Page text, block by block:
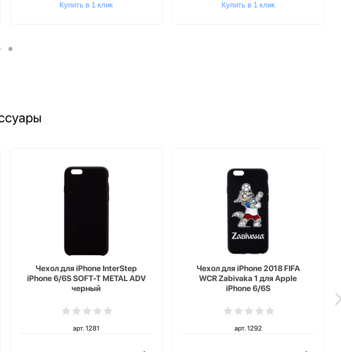
Купить в 1 клик Купить в 1 клик
Чехол для iPhone InterStep
iPhone 6/6S SOFT-T METAL ADV
черный
арт. 1281
Чехол для iPhone 2018 FIFA
WCR Zabivaka 1 для Apple
iPhone 6/6S
арт. 1292